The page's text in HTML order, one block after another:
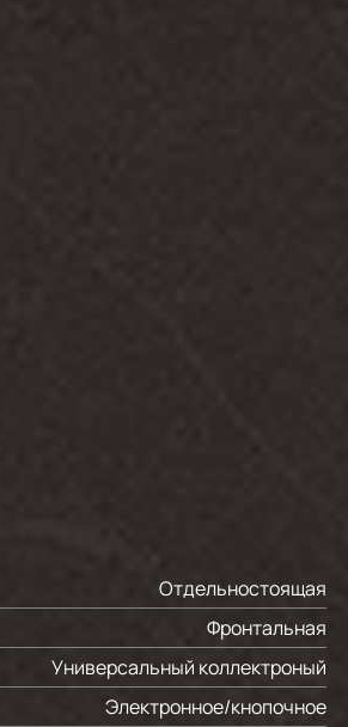
Отдельностоящая
Фронтальная
Универсальный коллектроный
Электронное/кнопочное